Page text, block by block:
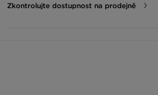
Zkontrolujte dostupnost na prodejně